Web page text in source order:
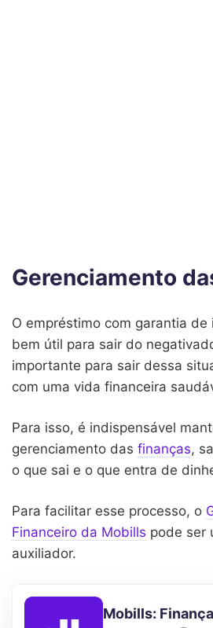
Gerenciamento
O empréstimo com garantia de
bem útil para sair do
importante para sair dessa
com uma vida financeira
Para isso, é indispensável
gerenciamento das finanças,
o que sai e o que entra de
Para facilitar esse processo, o
Financeiro da Mobills pode ser
auxiliador.
Mobills: